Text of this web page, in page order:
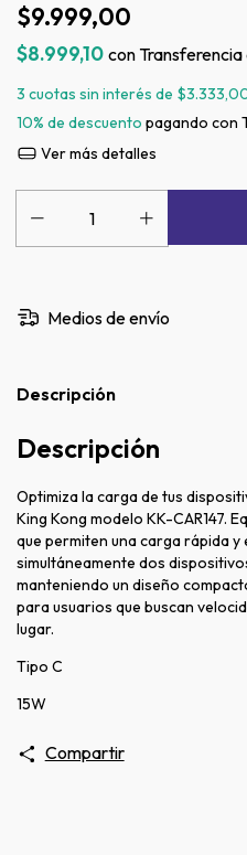
$9.999,00
$8.999,10 con
3 cuotas sin interés de
10% de descuento pagando con
Ver más detalles
Medios de envío
Descripción
Descripción
Optimiza la carga de tus
King Kong modelo KK-CAR147.
que permiten una carga rápida
simultáneamente dos
manteniendo un diseño
para usuarios que buscan
lugar.
Tipo C
15W
Compartir